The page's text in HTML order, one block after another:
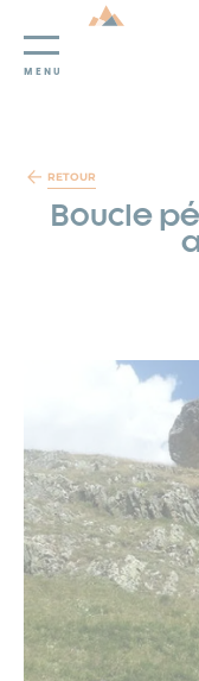
Panneau de gestion des cookies
MENU
RETOUR
Boucle